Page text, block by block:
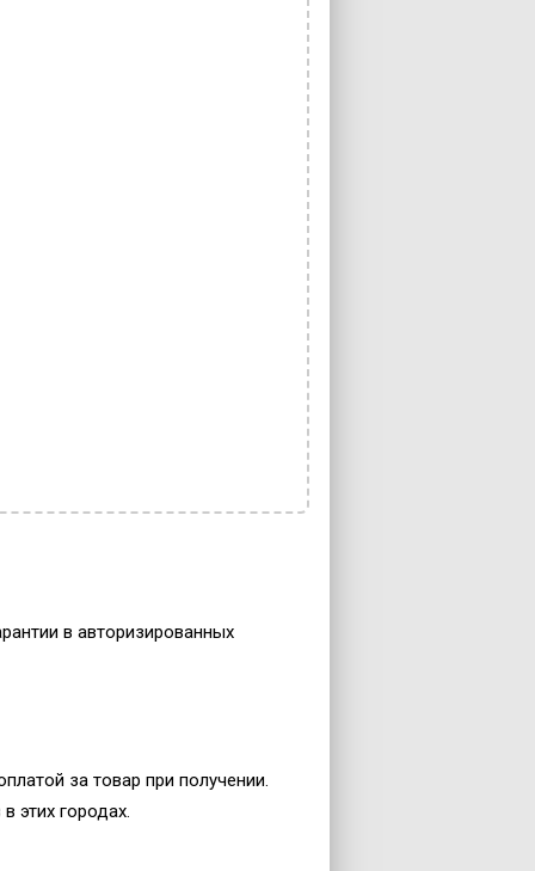
в авторизированных
за товар при получении.
этих городах.